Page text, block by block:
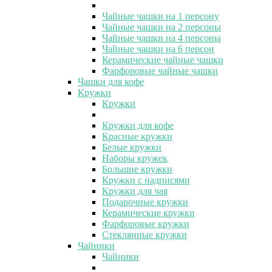
Чайные чашки на 1 персону
Чайные чашки на 2 персоны
Чайные чашки на 4 персоны
Чайные чашки на 6 персон
Керамические чайные чашки
Фарфоровые чайные чашки
Чашки для кофе
Кружки
Кружки
Кружки для кофе
Красные кружки
Белые кружки
Наборы кружек
Большие кружки
Кружки с надписями
Кружки для чая
Подарочные кружки
Керамические кружки
Фарфоровые кружки
Стеклянные кружки
Чайники
Чайники